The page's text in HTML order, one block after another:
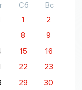
Сб
Вс
1
2
8
9
15
16
22
23
29
30